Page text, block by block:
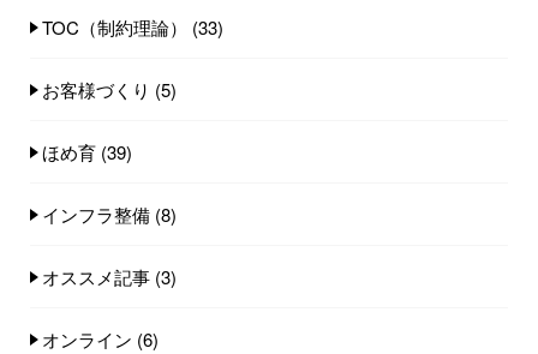
TOC（制約理論） (33)
お客様づくり (5)
ほめ育 (39)
インフラ整備 (8)
オススメ記事 (3)
オンライン (6)